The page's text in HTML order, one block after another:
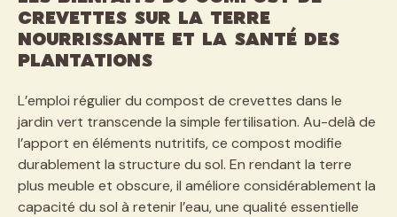
crevettes sur la Terre
Nourrissante et la santé des
plantations
L’emploi régulier du compost de crevettes dans le
jardin vert transcende la simple fertilisation. Au-delà de
l’apport en éléments nutritifs, ce compost modifie
durablement la structure du sol. En rendant la terre
plus meuble et obscure, il améliore considérablement la
capacité du sol à retenir l’eau, une qualité essentielle